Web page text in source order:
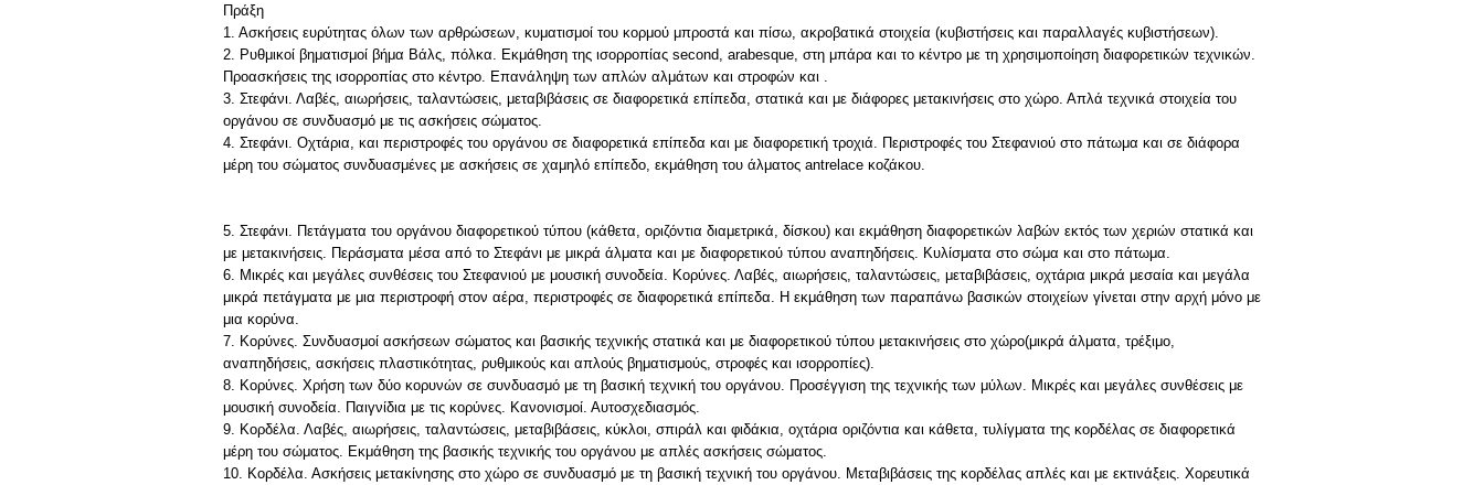
Πράξη
1. Ασκήσεις ευρύτητας όλων των αρθρώσεων, κυματισμοί του κορμού μπροστά και πίσω, ακροβατικά στοιχεία (κυβιστήσεις και παραλλαγές κυβιστήσεων).
2. Ρυθμικοί βηματισμοί βήμα Βάλς, πόλκα. Εκμάθηση της ισορροπίας second, arabesque, στη μπάρα και το κέντρο με τη χρησιμοποίηση διαφορετικών τεχνικών.
Προασκήσεις της ισορροπίας στο κέντρο. Επανάληψη των απλών αλμάτων και στροφών και .
3. Στεφάνι. Λαβές, αιωρήσεις, ταλαντώσεις, μεταβιβάσεις σε διαφορετικά επίπεδα, στατικά και με διάφορες μετακινήσεις στο χώρο. Απλά τεχνικά στοιχεία του
οργάνου σε συνδυασμό με τις ασκήσεις σώματος.
4. Στεφάνι. Οχτάρια, και περιστροφές του οργάνου σε διαφορετικά επίπεδα και με διαφορετική τροχιά. Περιστροφές του Στεφανιού στο πάτωμα και σε διάφορα
μέρη του σώματος συνδυασμένες με ασκήσεις σε χαμηλό επίπεδο, εκμάθηση του άλματος antrelace κοζάκου.
5. Στεφάνι. Πετάγματα του οργάνου διαφορετικού τύπου (κάθετα, οριζόντια διαμετρικά, δίσκου) και εκμάθηση διαφορετικών λαβών εκτός των χεριών στατικά και
με μετακινήσεις. Περάσματα μέσα από το Στεφάνι με μικρά άλματα και με διαφορετικού τύπου αναπηδήσεις. Κυλίσματα στο σώμα και στο πάτωμα.
6. Μικρές και μεγάλες συνθέσεις του Στεφανιού με μουσική συνοδεία. Κορύνες. Λαβές, αιωρήσεις, ταλαντώσεις, μεταβιβάσεις, οχτάρια μικρά μεσαία και μεγάλα
μικρά πετάγματα με μια περιστροφή στον αέρα, περιστροφές σε διαφορετικά επίπεδα. Η εκμάθηση των παραπάνω βασικών στοιχείων γίνεται στην αρχή μόνο με
μια κορύνα.
7. Κορύνες. Συνδυασμοί ασκήσεων σώματος και βασικής τεχνικής στατικά και με διαφορετικού τύπου μετακινήσεις στο χώρο(μικρά άλματα, τρέξιμο,
αναπηδήσεις, ασκήσεις πλαστικότητας, ρυθμικούς και απλούς βηματισμούς, στροφές και ισορροπίες).
8. Κορύνες. Χρήση των δύο κορυνών σε συνδυασμό με τη βασική τεχνική του οργάνου. Προσέγγιση της τεχνικής των μύλων. Μικρές και μεγάλες συνθέσεις με
μουσική συνοδεία. Παιγνίδια με τις κορύνες. Κανονισμοί. Αυτοσχεδιασμός.
9. Κορδέλα. Λαβές, αιωρήσεις, ταλαντώσεις, μεταβιβάσεις, κύκλοι, σπιράλ και φιδάκια, οχτάρια οριζόντια και κάθετα, τυλίγματα της κορδέλας σε διαφορετικά
μέρη του σώματος. Εκμάθηση της βασικής τεχνικής του οργάνου με απλές ασκήσεις σώματος.
10. Κορδέλα. Ασκήσεις μετακίνησης στο χώρο σε συνδυασμό με τη βασική τεχνική του οργάνου. Μεταβιβάσεις της κορδέλας απλές και με εκτινάξεις. Χορευτικά